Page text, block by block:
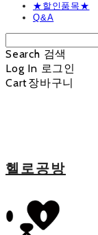
★할인품목★
Q&A
Search 검색
Log In 로그인
Cart장바구니
헬로공방